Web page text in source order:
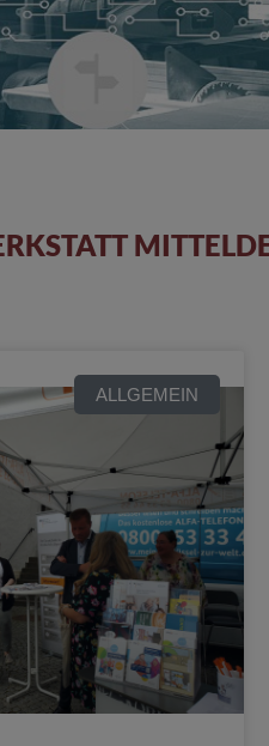
ALLGEMEIN